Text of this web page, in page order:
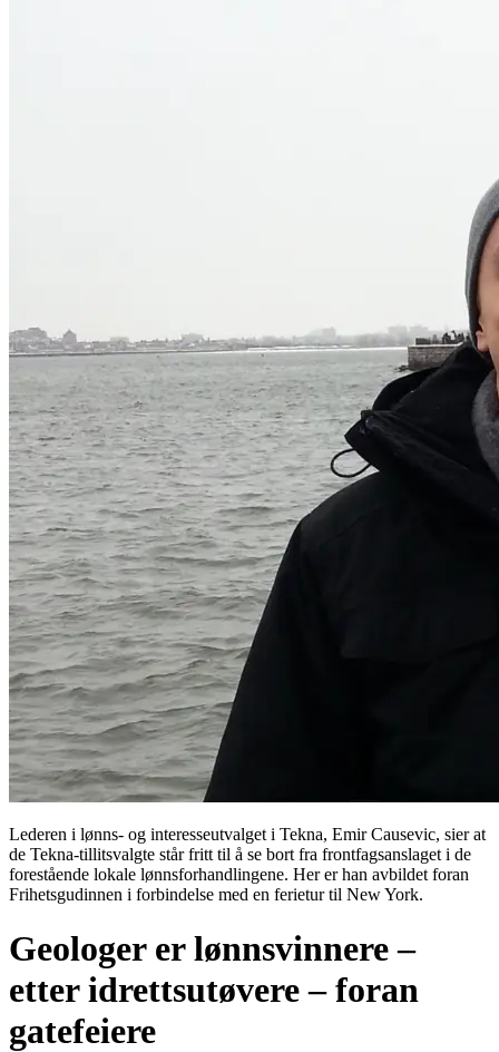
Lederen i lønns- og interesseutvalget i Tekna, Emir Causevic, sier at
de Tekna-tillitsvalgte står fritt til å se bort fra frontfagsanslaget i de
forestående lokale lønnsforhandlingene. Her er han avbildet foran
Frihetsgudinnen i forbindelse med en ferietur til New York.
Geologer er lønnsvinnere –
etter idrettsutøvere – foran
gatefeiere